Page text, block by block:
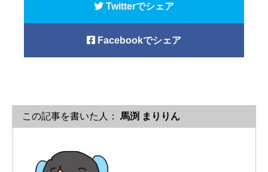
Twitterでシェア
Facebookでシェア
この記事を書いた人： 馬渕 まりりん